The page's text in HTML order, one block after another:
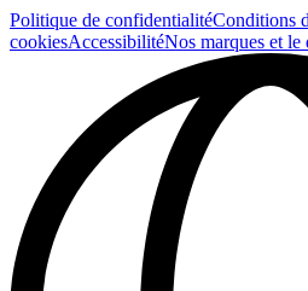
Politique de confidentialitéConditions
cookiesAccessibilitéNos marques et le